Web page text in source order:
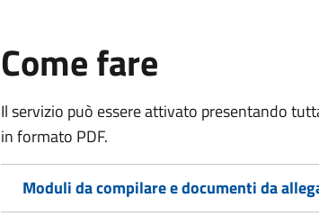
Come fare
Il servizio può essere attivato presentando
in formato PDF.
Moduli da compilare e documenti da